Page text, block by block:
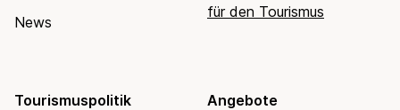
News
für den Tourismus
Tourismuspolitik
Angebote